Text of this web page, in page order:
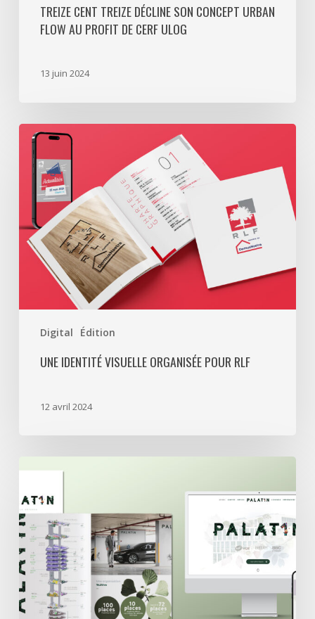
TREIZE CENT TREIZE DÉCLINE SON CONCEPT URBAN
FLOW AU PROFIT DE CERF ULOG
13 juin 2024
Digital Édition
Une
identité
visuelle
organisée
pour
RLF
UNE IDENTITÉ VISUELLE ORGANISÉE POUR RLF
12 avril 2024
a
retenu
Treize
Cent
Treize
pour
l’immeuble